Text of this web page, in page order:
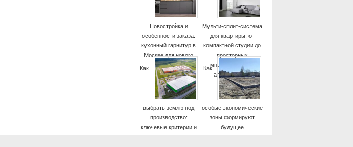
Новостройка и
особенности заказа:
кухонный гарнитур в
Москве для нового
дома
Мульти-сплит-система
для квартиры: от
компактной студии до
просторных
многокомнатных
апартаментов
Как
выбрать землю под
производство:
ключевые критерии и
Как
особые экономические
зоны формируют
будущее